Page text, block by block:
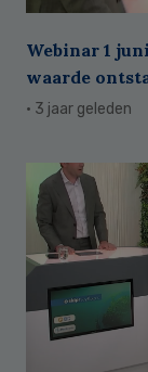
Webinar 1
waarde
· 3 jaar geleden